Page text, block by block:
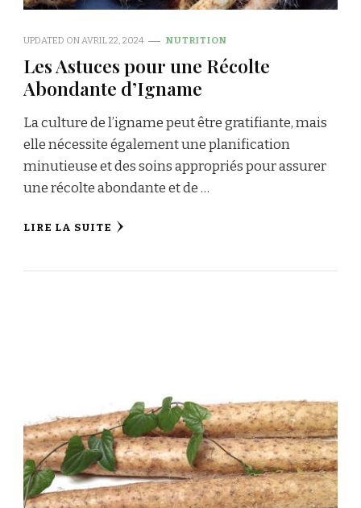
UPDATED ONAVRIL 22, 2024 NUTRITION
Les Astuces pour une Récolte
Abondante d’Igname
La culture de l’igname peut être gratifiante, mais
elle nécessite également une planification
minutieuse et des soins appropriés pour assurer
une récolte abondante et de …
LIRE LA SUITE